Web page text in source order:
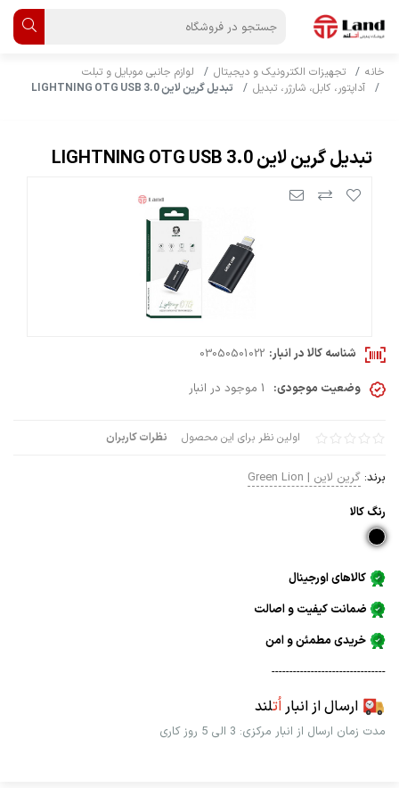
خانه تجهیزات الکترونیک و دیجیتال
لوازم جانبی موبایل و تبلت
آداپتور، کابل، شارژر، تبدیل
تبدیل گرین لاین LIGHTNING OTG USB 3.0
تبدیل گرین لاین LIGHTNING OTG USB 3.0
اولین نظر برای این محصول نظرات کاربران
برند: گرین لاین | Green Lion
رنگ كالا
کالاهای اورجینال
ضمانت کیفیت و اصالت
خریدی مطمئن و امن
--------------------------------
ارسال از انباراُتلند
مدت زمان ارسال از انبار مرکزی: 3 الی 5 روز کاری
شناسه کالا در انبار: 03050501022
وضعیت موجودی: 1 موجود در انبار